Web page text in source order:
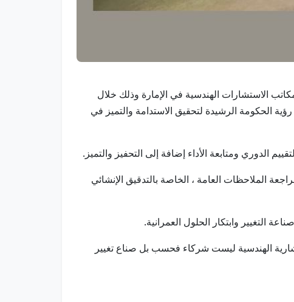
للمكاتب الاستشارات الهندسية في الإمارة وذلك خلال
الحكومة الرشيدة لتحقيق الاستدامة والتميز في
الدوري ومتابعة الأداء إضافة إلى التحفيز والتميز.
الملاحظات العامة ، الخاصة بالتدقيق الإنشائي
التغيير وابتكار الحلول العمرانية.
الهندسية ليست شركاء فحسب بل صناع تغيير